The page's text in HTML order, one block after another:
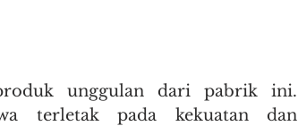
unggulan dari pabrik ini.
terletak pada kekuatan dan